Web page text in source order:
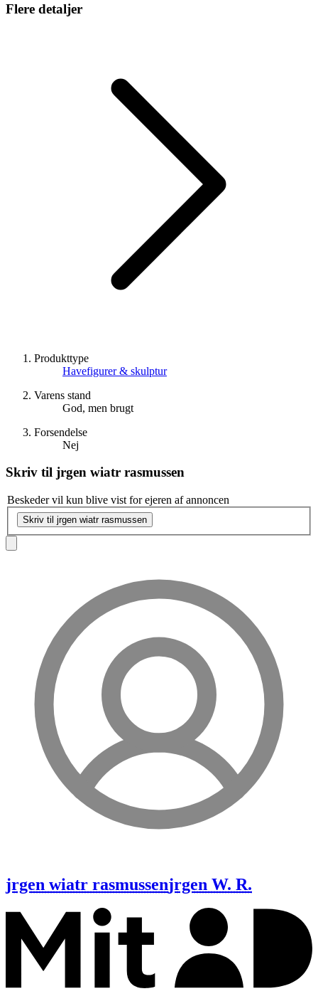
Flere detaljer
Produkttype
Havefigurer & skulptur
Varens stand
God, men brugt
Forsendelse
Nej
Skriv til jrgen wiatr rasmussen
Beskeder vil kun blive vist for ejeren af annoncen
Skriv til jrgen wiatr rasmussen
jrgen wiatr rasmussenjrgen W. R.